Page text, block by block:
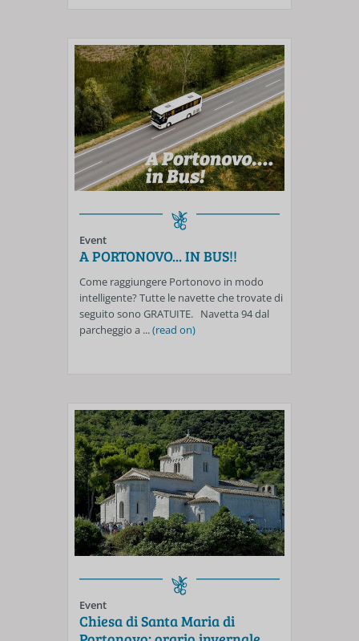
Event
A PORTONOVO... IN BUS!!
Come raggiungere Portonovo in modo
intelligente? Tutte le navette che trovate di
seguito sono GRATUITE. Navetta 94 dal
parcheggio a ...(read on)
Event
Chiesa di Santa Maria di